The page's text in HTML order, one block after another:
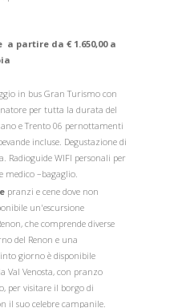
partire da € 1.650,00 a
in bus Gran Turismo con
per tutta la durata del
e Trento 06 pernottamenti
incluse. Degustazione di
Radioguide WIFI personali per
medico –bagaglio.
pranzi e cene dove non
un'escursione
che comprende diverse
del Renon e una
giorno è disponibile
Val Venosta, con pranzo
per visitare il borgo di
il suo celebre campanile.